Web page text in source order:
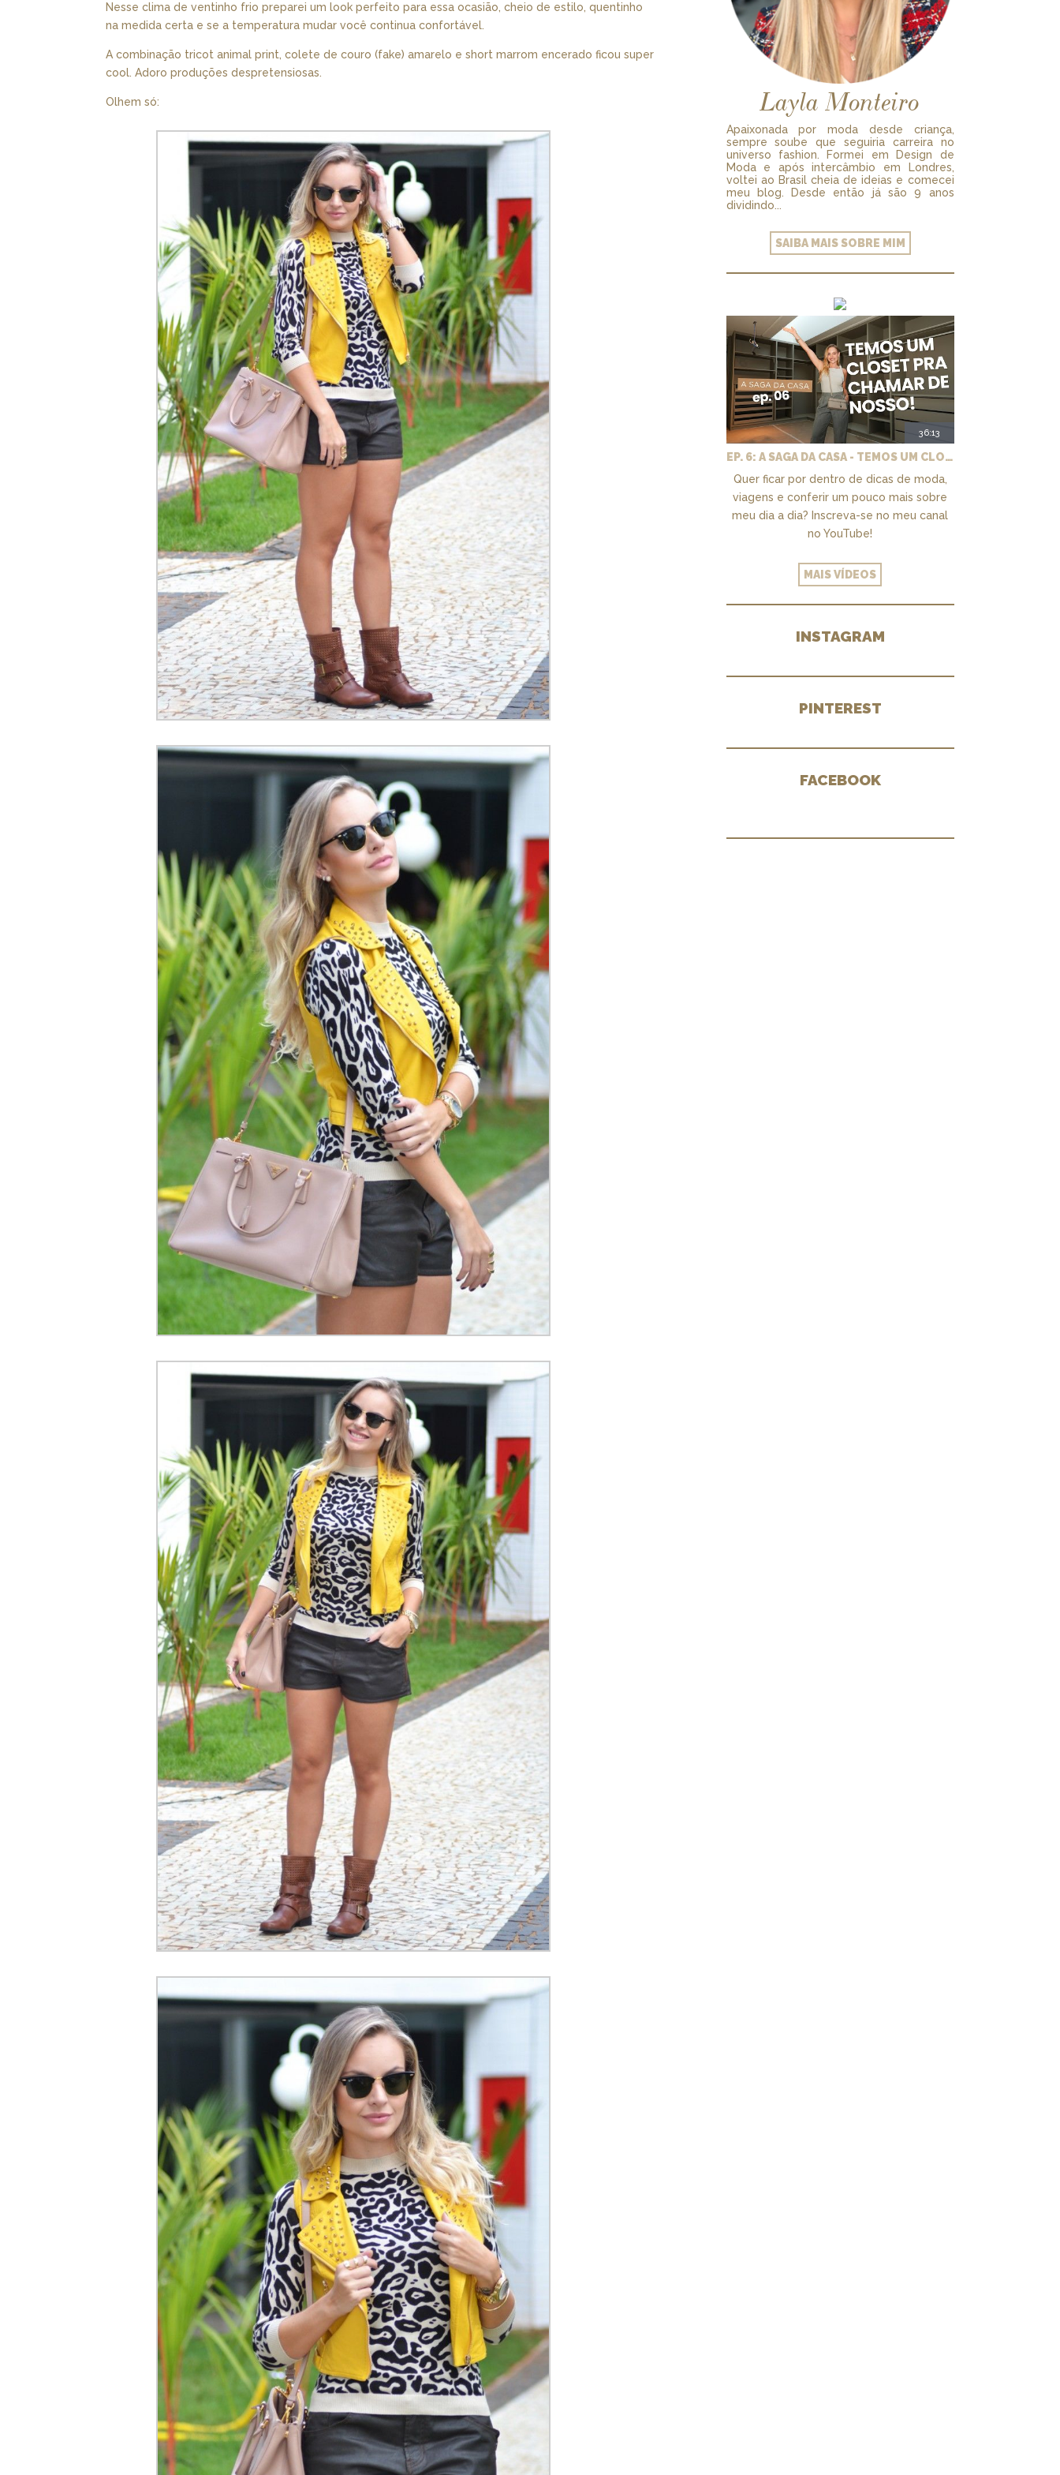
Nesse clima de ventinho frio preparei um look perfeito para essa ocasião, cheio de estilo, quentinho
na medida certa e se a temperatura mudar você continua confortável.
A combinação tricot animal print, colete de couro (fake) amarelo e short marrom encerado ficou super
cool. Adoro produções despretensiosas.
Olhem só: Layla Monteiro
Apaixonada por moda desde criança,
sempre soube que seguiria carreira no
universo fashion. Formei em Design de
Moda e após intercâmbio em Londres,
voltei ao Brasil cheia de ideias e comecei
meu blog. Desde então já são 9 anos
dividindo...
SAIBA MAIS SOBRE MIM
36:13
EP. 6: A SAGA DA CASA - TEMOS UM CLOSET PRA CHAMAR DE NOSSO + MARCENARIA E PAISAGISMO
Quer ficar por dentro de dicas de moda,
viagens e conferir um pouco mais sobre
meu dia a dia? Inscreva-se no meu canal
no YouTube!
MAIS VÍDEOS
INSTAGRAM
PINTEREST
FACEBOOK